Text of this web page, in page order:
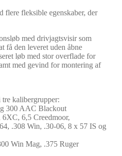
flere fleksible egenskaber, der
med drivjagtsvisir som
få den leveret uden åbne
løb med stor overflade for
med gevind for montering af
kalibergrupper:
300 AAC Blackout
6XC, 6,5 Creedmoor,
.308 Win, .30-06, 8 x 57 IS og
Win Mag, .375 Ruger